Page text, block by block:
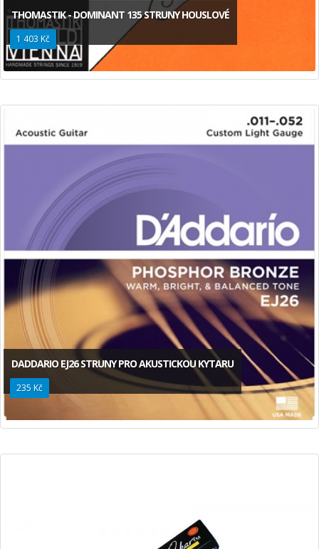
THOMASTIK - DOMINANT 135 STRUNY HOUSLOVÉ
1 403 Kč
DADDARIO EJ26 STRUNY PRO AKUSTICKOU KYTARU
235 Kč